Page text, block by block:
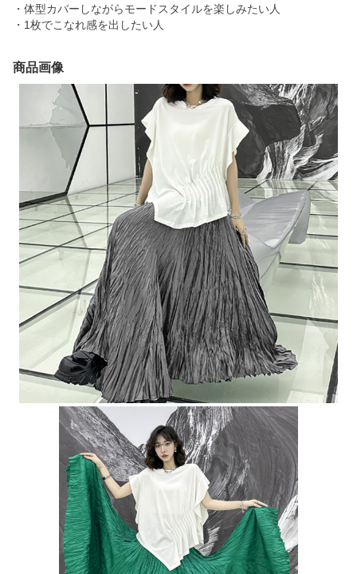
・体型カバーしながらモードスタイルを楽しみたい人
・1枚でこなれ感を出したい人
商品画像